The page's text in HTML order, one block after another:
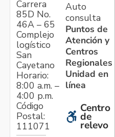
Carrera
85D No.
46A – 65
Complejo
logístico
San
Cayetano
Horario:
8:00 a.m. –
4:00 p.m.
Código
Postal:
111071
Auto
consulta
Puntos de
Atención y
Centros
Regionales
Unidad en
línea
Centro
de
relevo